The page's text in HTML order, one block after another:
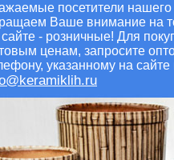
Кол-во:
посетители нашего
Ваше внимание на
- розничные! Для
ценам, запросите
указанному на